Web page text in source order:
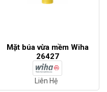
Mặt búa vừa mềm Wiha
26427
Liên Hệ